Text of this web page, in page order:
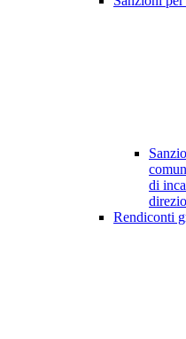
di
Rendiconti